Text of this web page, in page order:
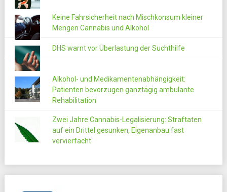
Keine Fahrsicherheit nach Mischkonsum kleiner
Mengen Cannabis und Alkohol
DHS warnt vor Überlastung der Suchthilfe
Alkohol- und Medikamentenabhängigkeit:
Patienten bevorzugen ganztägig ambulante
Rehabilitation
Zwei Jahre Cannabis-Legalisierung: Straftaten
auf ein Drittel gesunken, Eigenanbau fast
vervierfacht